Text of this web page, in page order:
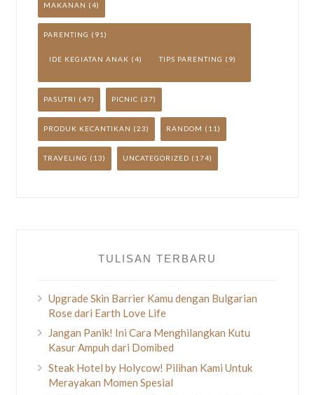
MAKANAN (4)
PARENTING (91)
IDE KEGIATAN ANAK (4) TIPS PARENTING (9)
PASUTRI (47) PICNIC (37)
PRODUK KECANTIKAN (23) RANDOM (11)
TRAVELING (13) UNCATEGORIZED (174)
TULISAN TERBARU
Upgrade Skin Barrier Kamu dengan Bulgarian
Rose dari Earth Love Life
Jangan Panik! Ini Cara Menghilangkan Kutu
Kasur Ampuh dari Domibed
Steak Hotel by Holycow! Pilihan Kami Untuk
Merayakan Momen Spesial